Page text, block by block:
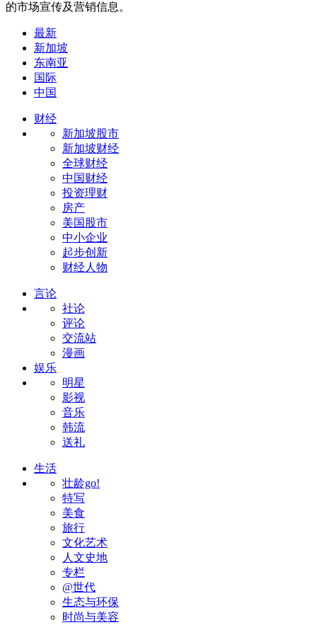
的市场宣传及营销信息。
最新
新加坡
东南亚
国际
中国
财经
新加坡股市
新加坡财经
全球财经
中国财经
投资理财
房产
美国股市
中小企业
起步创新
财经人物
言论
社论
评论
交流站
漫画
娱乐
明星
影视
音乐
韩流
送礼
生活
壮龄go!
特写
美食
旅行
文化艺术
人文史地
专栏
@世代
生态与环保
时尚与美容